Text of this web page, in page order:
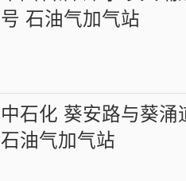
号 石油气加气站
中石化 葵安路与葵涌
石油气加气站